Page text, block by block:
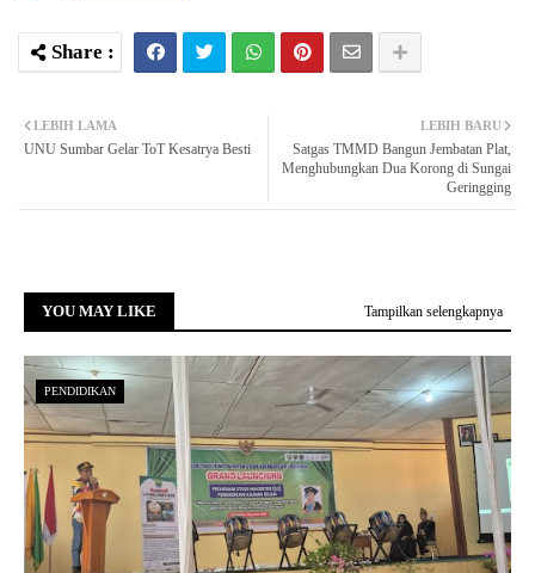
LEBIH BARU
Satgas TMMD Bangun Jembatan Plat,
Menghubungkan Dua Korong di Sungai
Geringging
LEBIH LAMA
UNU Sumbar Gelar ToT Kesatrya Besti
YOU MAY LIKE Tampilkan selengkapnya
PENDIDIKAN